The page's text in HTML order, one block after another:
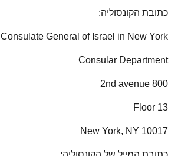
כתובת הקונסוליה:
Consulate General of Israel in New York
Consular Department
800 2nd avenue
Floor 13
New York, NY 10017